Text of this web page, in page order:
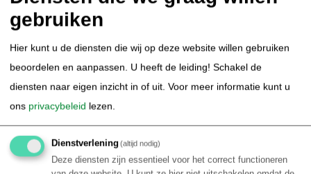
gelegenheid reizen in dit gedeelte van Brazilië is goed te
doen en veilig. De rijafstanden zijn kort en de trajecten
worden overdag gereden. Bovendien kan onze
vertegenwoordiging ter plaatse het reisgezelschap ten alle
tijden assisteren.
een afstand van 73 kilometer.
gebruiken
Hier kunt u de diensten die wij op deze website willen gebruiken
beoordelen en aanpassen. U heeft de leiding! Schakel de
diensten naar eigen inzicht in of uit. Voor meer informatie kunt u
ons privacybeleid lezen.
Dienstverlening(altijd nodig)
Deze diensten zijn essentieel voor het correct functioneren